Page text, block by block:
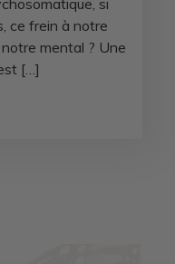
ce frein à notre
mental ? Une
[…]